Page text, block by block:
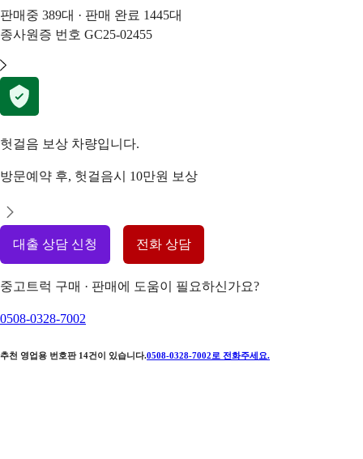
판매중 389대 · 판매 완료 1445대
종사원증 번호 GC25-02455
헛걸음 보상 차량입니다.
방문예약 후, 헛걸음시 10만원 보상
대출 상담 신청 전화 상담
중고트럭 구매 · 판매에 도움이 필요하신가요?
0508-0328-7002
추천 영업용 번호판 14건이 있습니다.0508-0328-7002 로 전화주세요.